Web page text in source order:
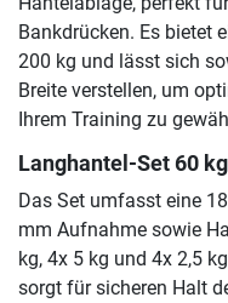
Bankdrücken. Es bietet
200 kg und lässt sich
Breite verstellen, um
Ihrem Training zu
Langhantel-Set 60
Das Set umfasst eine
mm Aufnahme sowie
kg, 4x 5 kg und 4x 2,5
sorgt für sicheren Halt